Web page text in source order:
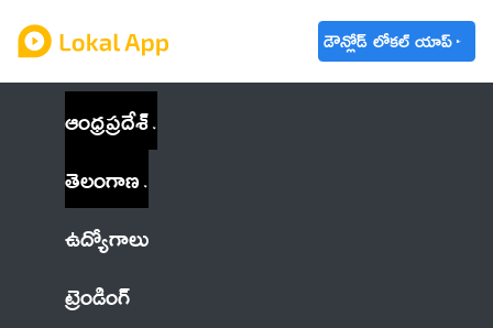
డౌన్లోడ్ లోకల్ యాప్
ఆంధ్రప్రదేశ్
తెలంగాణ
ఉద్యోగాలు
ట్రెండింగ్